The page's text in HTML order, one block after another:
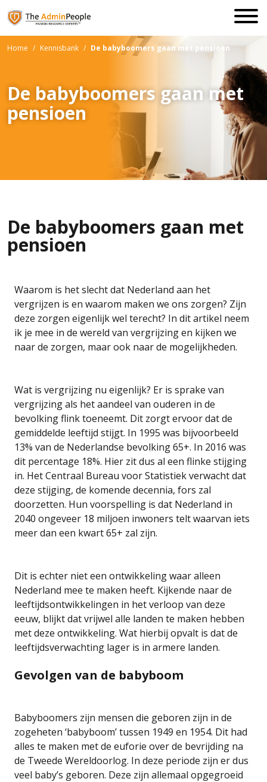
Home / Kennisbank / De babyboomers gaan met pensioen
De babyboomers gaan met
pensioen
De babyboomers gaan met
pensioen
Waarom is het slecht dat Nederland aan het
vergrijzen is en waarom maken we ons zorgen? Zijn
deze zorgen eigenlijk wel terecht? In dit artikel neem
ik je mee in de wereld van vergrijzing en kijken we
naar de zorgen, maar ook naar de mogelijkheden.
Wat is vergrijzing nu eigenlijk? Er is sprake van
vergrijzing als het aandeel van ouderen in de
bevolking flink toeneemt. Dit zorgt ervoor dat de
gemiddelde leeftijd stijgt. In 1995 was bijvoorbeeld
13% van de Nederlandse bevolking 65+. In 2016 was
dit percentage 18%. Hier zit dus al een flinke stijging
in. Het Centraal Bureau voor Statistiek verwacht dat
deze stijging, de komende decennia, fors zal
doorzetten. Hun voorspelling is dat Nederland in
2040 ongeveer 18 miljoen inwoners telt waarvan iets
meer dan een kwart 65+ zal zijn.
Dit is echter niet een ontwikkeling waar alleen
Nederland mee te maken heeft. Kijkende naar de
leeftijdsontwikkelingen in het verloop van deze
eeuw, blijkt dat vrijwel alle landen te maken hebben
met deze ontwikkeling. Wat hierbij opvalt is dat de
leeftijdsverwachting lager is in armere landen.
Gevolgen van de babyboom
Babyboomers zijn mensen die geboren zijn in de
zogeheten ‘babyboom’ tussen 1949 en 1954. Dit had
alles te maken met de euforie over de bevrijding na
de Tweede Wereldoorlog. In deze periode zijn er dus
veel baby’s geboren. Deze zijn allemaal opgegroeid